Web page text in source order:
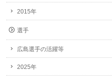
2015年
選手
広島選手の活躍等
2025年